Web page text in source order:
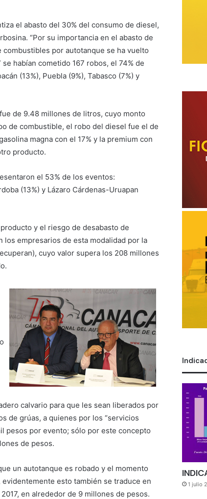
el abasto del 30% del consumo de diesel,
“Por su importancia en el abasto de
por autotanque se ha vuelto
habían cometido 167 robos, el 74% de
(13%), Puebla (9%), Tabasco (7%) y
de 9.48 millones de litros, cuyo monto
de combustible, el robo del diesel fue el de
magna con el 17% y la premium con
producto.
el 53% de los eventos:
(13%) y Lázaro Cárdenas-Uruapan
y el riesgo de desabasto de
empresarios de esta modalidad por la
cuyo valor supera los 208 millones
calvario para que les sean liberados por
de grúas, a quienes por los “servicios
pesos por evento; sólo por este concepto
de pesos.
un autotanque es robado y el momento
esto también se traduce en
en alrededor de 9 millones de pesos.
1 julio